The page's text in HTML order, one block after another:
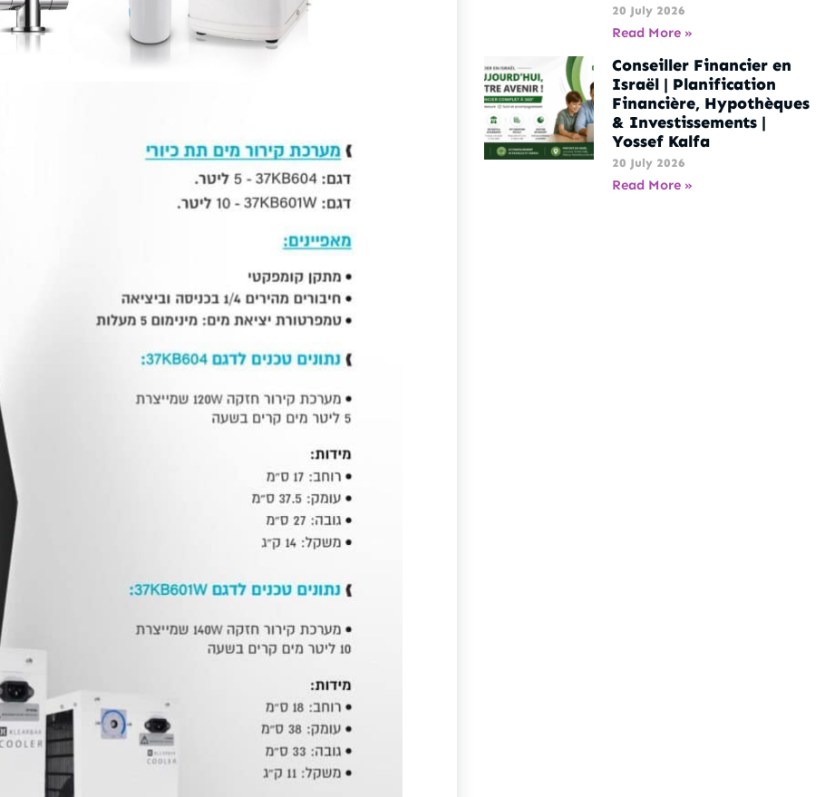
20 July 2026
Read More »
Conseiller Financier en
Israël | Planification
Financière, Hypothèques
& Investissements |
Yossef Kalfa
20 July 2026
Read More »